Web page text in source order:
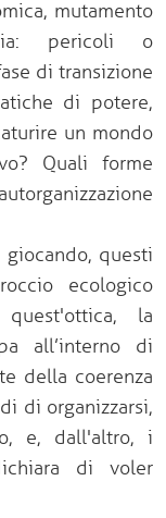
mutamento
pericoli o
di transizione
di potere,
un mondo
Quali forme
questi
ecologico
la
all’interno di
della coerenza
di organizzarsi,
e, dall'altro, i
di voler